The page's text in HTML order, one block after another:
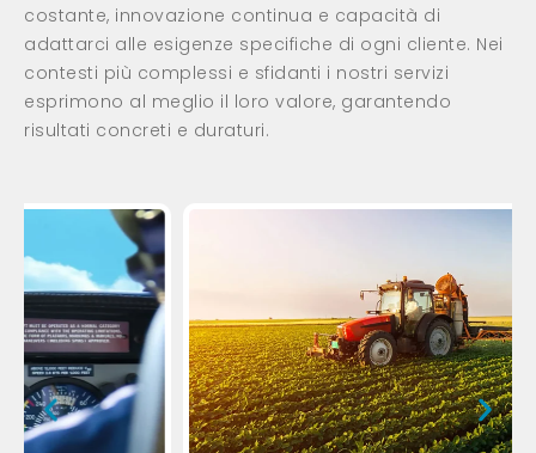
costante, innovazione continua e capacità di
adattarci alle esigenze specifiche di ogni cliente. Nei
contesti più complessi e sfidanti i nostri servizi
esprimono al meglio il loro valore, garantendo
risultati concreti e duraturi.